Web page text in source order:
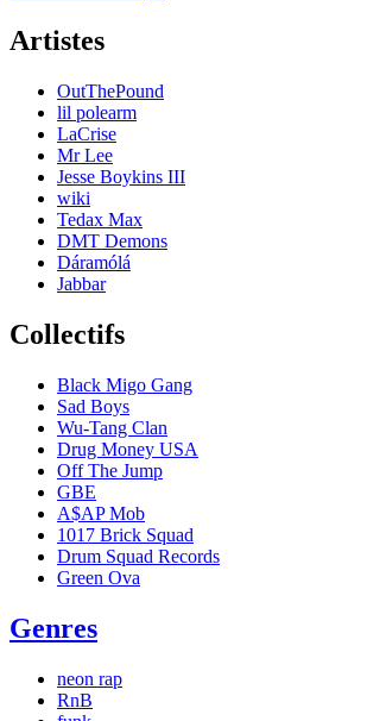
Artistes
OutThePound
lil polearm
LaCrise
Mr Lee
Jesse Boykins III
wiki
Tedax Max
DMT Demons
Dáramólá
Jabbar
Collectifs
Black Migo Gang
Sad Boys
Wu-Tang Clan
Drug Money USA
Off The Jump
GBE
A$AP Mob
1017 Brick Squad
Drum Squad Records
Green Ova
Genres
neon rap
RnB